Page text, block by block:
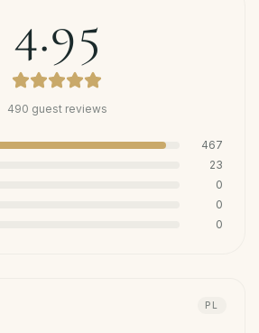
4.95
490 guest reviews
467
23
0
0
0
PL